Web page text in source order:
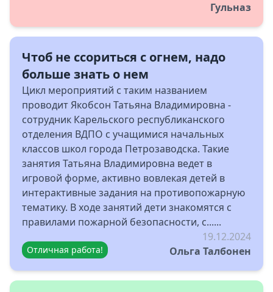
Гульназ
Чтоб не ссориться с огнем, надо
больше знать о нем
Цикл мероприятий с таким названием
проводит Якобсон Татьяна Владимировна -
сотрудник Карельского республиканского
отделения ВДПО с учащимися начальных
классов школ города Петрозаводска. Такие
занятия Татьяна Владимировна ведет в
игровой форме, активно вовлекая детей в
интерактивные задания на противопожарную
тематику. В ходе занятий дети знакомятся с
правилами пожарной безопасности, с......
Отличная работа!
19.12.2024
Ольга Талбонен